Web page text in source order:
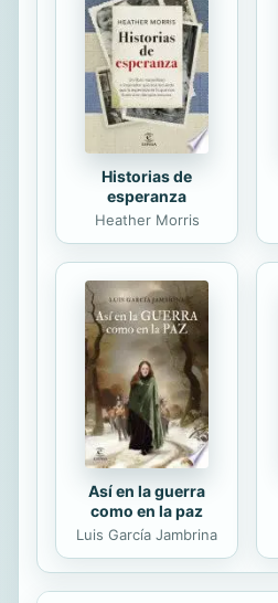
Historias de
esperanza
Heather Morris
Así en la guerra
como en la paz
Luis García Jambrina